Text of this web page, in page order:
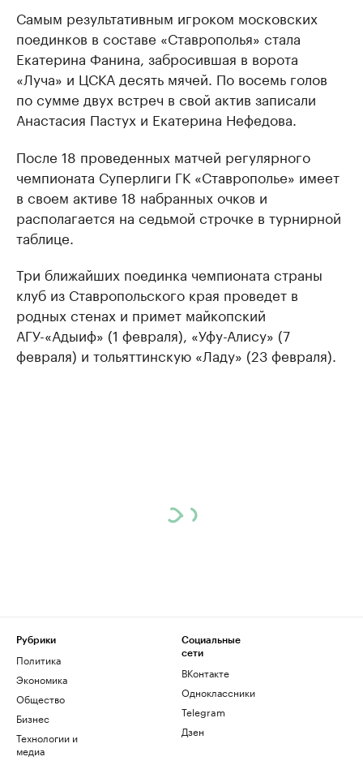
Самым результативным игроком московских
поединков в составе «Ставрополья» стала
Екатерина Фанина, забросившая в ворота
«Луча» и ЦСКА десять мячей. По восемь голов
по сумме двух встреч в свой актив записали
Анастасия Пастух и Екатерина Нефедова.
После 18 проведенных матчей регулярного
чемпионата Суперлиги ГК «Ставрополье» имеет
в своем активе 18 набранных очков и
располагается на седьмой строчке в турнирной
таблице.
Три ближайших поединка чемпионата страны
клуб из Ставропольского края проведет в
родных стенах и примет майкопский
АГУ-«Адыиф» (1 февраля), «Уфу-Алису» (7
февраля) и тольяттинскую «Ладу» (23 февраля).
Рубрики
Политика
Экономика
Общество
Бизнес
Технологии и
медиа
Социальные
сети
ВКонтакте
Одноклассники
Telegram
Дзен